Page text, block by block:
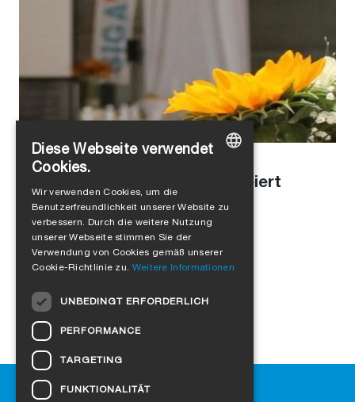
Stefanie Schaller
Aufrichtfest in Schachen gefeiert
Hilfe
ENGLISH
FRENCH
Diese Webseite verwendet
Cookies.
Wir verwenden Cookies, um die
Benutzerfreundlichkeit unserer Website zu
verbessern. Durch die weitere Nutzung
unserer Webseite stimmen Sie der
Verwendung von Cookies gemäß unserer
Cookie-Richtlinie zu. Weitere Informationen
UNBEDINGT ERFORDERLICH
PERFORMANCE
TARGETING
FUNKTIONALITÄT